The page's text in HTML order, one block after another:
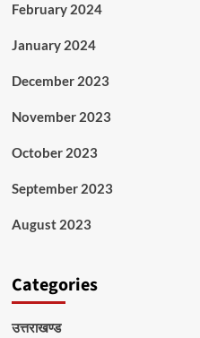
February 2024
January 2024
December 2023
November 2023
October 2023
September 2023
August 2023
Categories
उत्तराखण्ड